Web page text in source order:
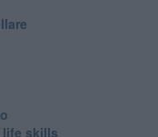
skills